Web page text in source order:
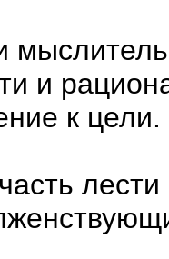
и
к цели.